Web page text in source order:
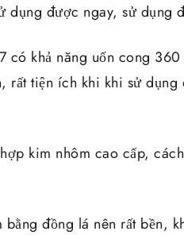
dụng được ngay, sử dụng
có khả năng uốn cong
rất tiện ích khi khi sử
kim nhôm cao cấp,
đồng lá nên rất bền,